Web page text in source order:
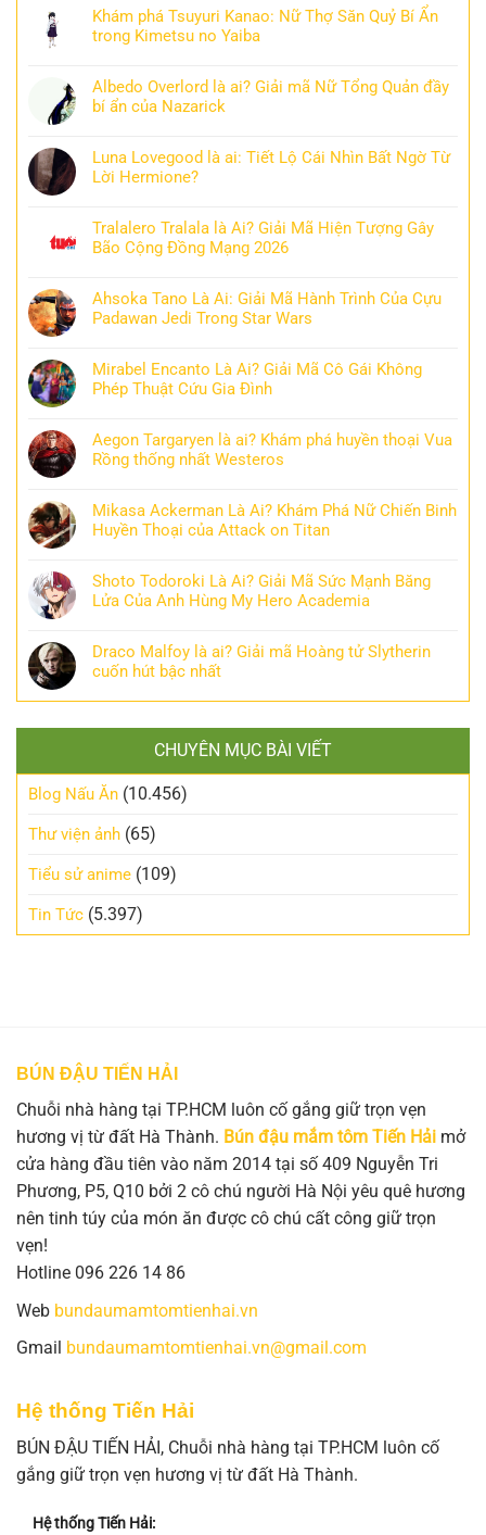
Khám phá Tsuyuri Kanao: Nữ Thợ Săn Quỷ Bí Ẩn
trong Kimetsu no Yaiba
Albedo Overlord là ai? Giải mã Nữ Tổng Quản đầy
bí ẩn của Nazarick
Luna Lovegood là ai: Tiết Lộ Cái Nhìn Bất Ngờ Từ
Lời Hermione?
Tralalero Tralala là Ai? Giải Mã Hiện Tượng Gây
Bão Cộng Đồng Mạng 2026
Ahsoka Tano Là Ai: Giải Mã Hành Trình Của Cựu
Padawan Jedi Trong Star Wars
Mirabel Encanto Là Ai? Giải Mã Cô Gái Không
Phép Thuật Cứu Gia Đình
Aegon Targaryen là ai? Khám phá huyền thoại Vua
Rồng thống nhất Westeros
Mikasa Ackerman Là Ai? Khám Phá Nữ Chiến Binh
Huyền Thoại của Attack on Titan
Shoto Todoroki Là Ai? Giải Mã Sức Mạnh Băng
Lửa Của Anh Hùng My Hero Academia
Draco Malfoy là ai? Giải mã Hoàng tử Slytherin
cuốn hút bậc nhất
CHUYÊN MỤC BÀI VIẾT
Blog Nấu Ăn (10.456)
Thư viện ảnh (65)
Tiểu sử anime (109)
Tin Tức (5.397)
BÚN ĐẬU TIẾN HẢI
Chuỗi nhà hàng tại TP.HCM luôn cố gắng giữ trọn vẹn
hương vị từ đất Hà Thành. Bún đậu mắm tôm Tiến Hải mở
cửa hàng đầu tiên vào năm 2014 tại số 409 Nguyễn Tri
Phương, P5, Q10 bởi 2 cô chú người Hà Nội yêu quê hương
nên tinh túy của món ăn được cô chú cất công giữ trọn
vẹn!
Hotline 096 226 14 86
Web bundaumamtomtienhai.vn
Gmail bundaumamtomtienhai.vn@gmail.com
Hệ thống Tiến Hải
BÚN ĐẬU TIẾN HẢI, Chuỗi nhà hàng tại TP.HCM luôn cố
gắng giữ trọn vẹn hương vị từ đất Hà Thành.
Hệ thống Tiến Hải: